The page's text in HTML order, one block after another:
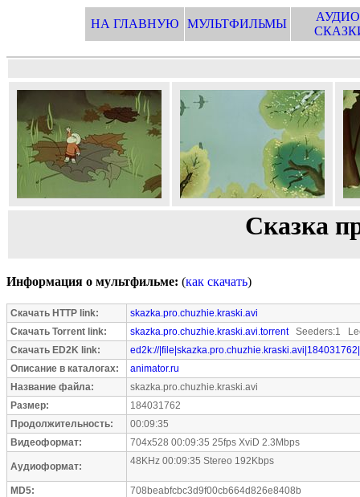
НА ГЛАВНУЮ МУЛЬТФИЛЬМЫ
Сказка
Информация о мультфильме: (как скачать)
Скачать HTTP link:
skazka.pro.chuzhie.kraski.avi
Скачать Torrent link:
skazka.pro.chuzhie.kraski.avi.torrentSeeders:1
Скачать ED2K link:
ed2k://|file|skazka.pro.chuzhie.kraski.avi|184031762|
Описание в каталогах:
animator.ru
Название файла:
skazka.pro.chuzhie.kraski.avi
Размер:
184031762
Продолжительность:
00:09:35
Видеоформат:
704x528 00:09:35 25fps XviD 2.3Mbps
Аудиоформат: 48KHz 00:09:35 Stereo 192Kbps
MD5:
708beabfcbc3d9f00cb664d826e8408b